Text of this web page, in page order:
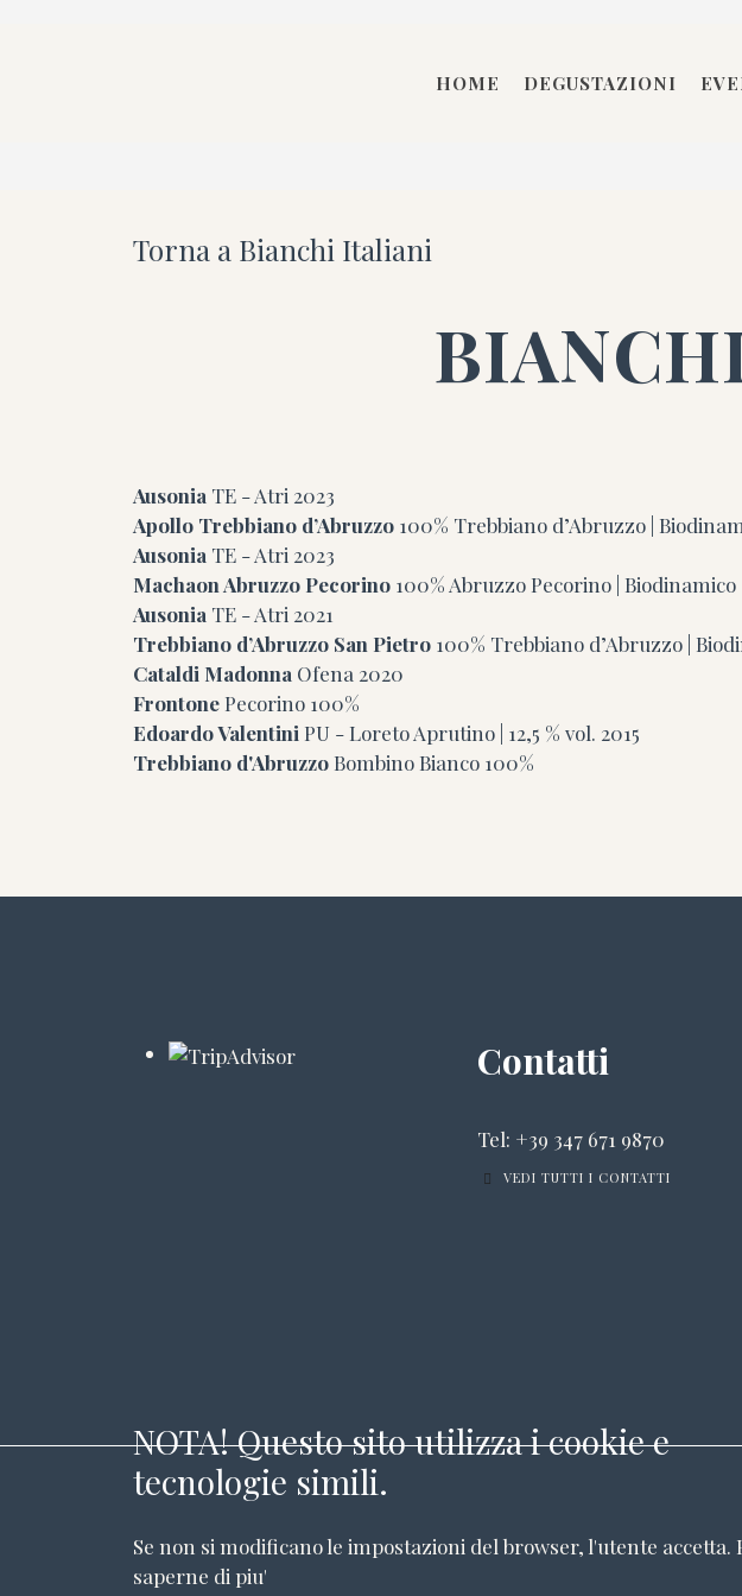
HOME DEGUSTAZIONI
Torna a Bianchi Italiani
Ausonia TE - Atri 2023
Apollo Trebbiano d’Abruzzo 100% Trebbiano d’Abruzzo |
Ausonia TE - Atri 2023
Machaon Abruzzo Pecorino 100% Abruzzo Pecorino | Biodinamico
Ausonia TE - Atri 2021
Trebbiano d’Abruzzo San Pietro 100% Trebbiano d’Abruzzo |
Cataldi Madonna Ofena 2020
Frontone Pecorino 100%
Edoardo Valentini PU - Loreto Aprutino | 12,5 % vol. 2015
Trebbiano d'AbruzzoBombino Bianco 100%
Contatti
Tel: +39 347 671 9870
VEDI TUTTI I CONTATTI
NOTA! Questo sito utilizza i cookie e
tecnologie simili.
Se non si modificano le impostazioni del browser, l'utente accetta.
saperne di piu'